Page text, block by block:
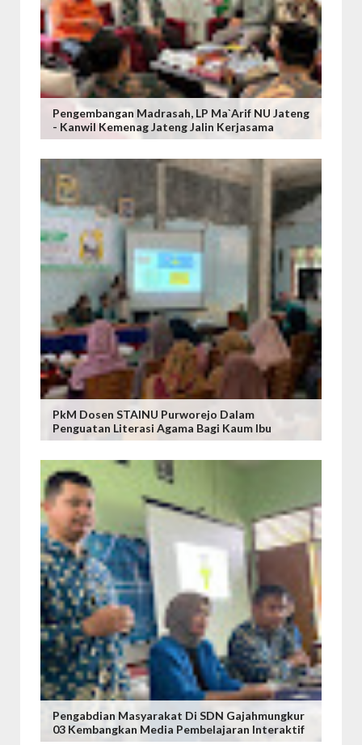
Pengembangan Madrasah, LP Ma`arif NU Jateng
- Kanwil Kemenag Jateng Jalin Kerjasama
PkM Dosen STAINU Purworejo Dalam
Penguatan Literasi Agama Bagi Kaum Ibu
Pengabdian Masyarakat Di SDN Gajahmungkur
03 Kembangkan Media Pembelajaran Interaktif